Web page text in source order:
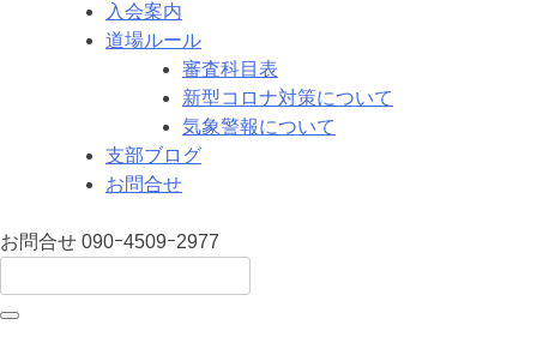
入会案内
道場ルール
審査科目表
新型コロナ対策について
気象警報について
支部ブログ
お問合せ
お問合せ 090ｰ4509ｰ2977